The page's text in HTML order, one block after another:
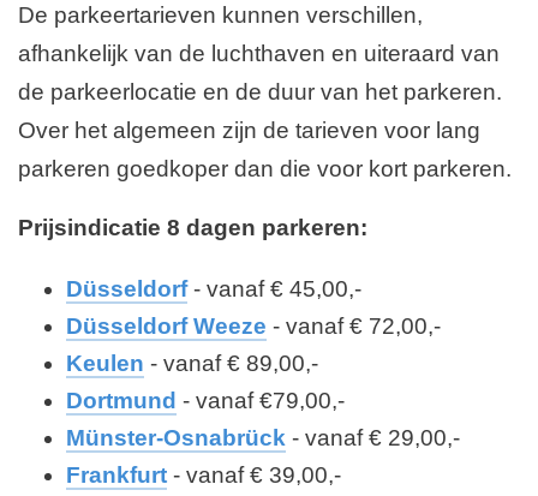
De parkeertarieven kunnen verschillen,
afhankelijk van de luchthaven en uiteraard van
de parkeerlocatie en de duur van het parkeren.
Over het algemeen zijn de tarieven voor lang
parkeren goedkoper dan die voor kort parkeren.
Prijsindicatie 8 dagen parkeren:
Düsseldorf - vanaf € 45,00,-
Düsseldorf Weeze - vanaf € 72,00,-
Keulen - vanaf € 89,00,-
Dortmund - vanaf €79,00,-
Münster-Osnabrück - vanaf € 29,00,-
Frankfurt - vanaf € 39,00,-